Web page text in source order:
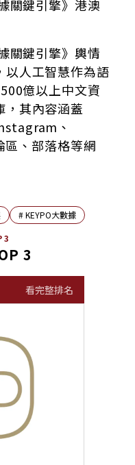
關鍵引擎》港澳
關鍵引擎》輿情
以人工智慧作為語
億以上中文資
，其內容涵蓋
、
、部落格等網
#KEYPO大數據
3
3
看完整排名